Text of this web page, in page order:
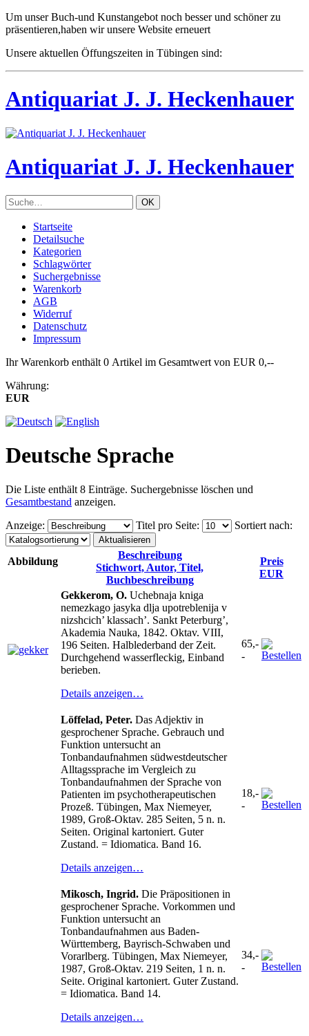
Um unser Buch-und Kunstangebot noch besser und schöner zu
präsentieren,haben wir unsere Website erneuert
Unsere aktuellen Öffungszeiten in Tübingen sind:
Antiquariat J. J. Heckenhauer
Antiquariat J. J. Heckenhauer
Startseite
Detailsuche
Kategorien
Schlagwörter
Suchergebnisse
Warenkorb
AGB
Widerruf
Datenschutz
Impressum
Ihr Warenkorb enthält 0 Artikel im Gesamtwert von EUR 0,--
Währung:
EUR
Deutsche Sprache
Die Liste enthält 8 Einträge. Suchergebnisse löschen und
Gesamtbestand anzeigen.
Anzeige: Titel pro Seite: Sortiert nach:
Abbildung
Beschreibung
Stichwort, Autor, Titel,
Buchbeschreibung
Preis
EUR
Gekkerom, O. Uchebnaja kniga
nemezkago jasyka dlja upotreblenija v
nizshcich’ klassach’. Sankt Peterburg’,
Akademia Nauka, 1842. Oktav. VIII,
196 Seiten. Halblederband der Zeit.
Durchgehend wasserfleckig, Einband
berieben.
Details anzeigen…
65,-
-
Löffelad, Peter. Das Adjektiv in
gesprochener Sprache. Gebrauch und
Funktion untersucht an
Tonbandaufnahmen südwestdeutscher
Alltagssprache im Vergleich zu
Tonbandaufnahmen der Sprache von
Patienten im psychotherapeutischen
Prozeß. Tübingen, Max Niemeyer,
1989, Groß-Oktav. 285 Seiten, 5 n. n.
Seiten. Original kartoniert. Guter
Zustand. = Idiomatica. Band 16.
Details anzeigen…
18,-
-
Mikosch, Ingrid. Die Präpositionen in
gesprochener Sprache. Vorkommen und
Funktion untersucht an
Tonbandaufnahmen aus Baden-
Württemberg, Bayrisch-Schwaben und
Vorarlberg. Tübingen, Max Niemeyer,
1987, Groß-Oktav. 219 Seiten, 1 n. n.
Seite. Original kartoniert. Guter Zustand.
= Idiomatica. Band 14.
Details anzeigen…
34,-
-